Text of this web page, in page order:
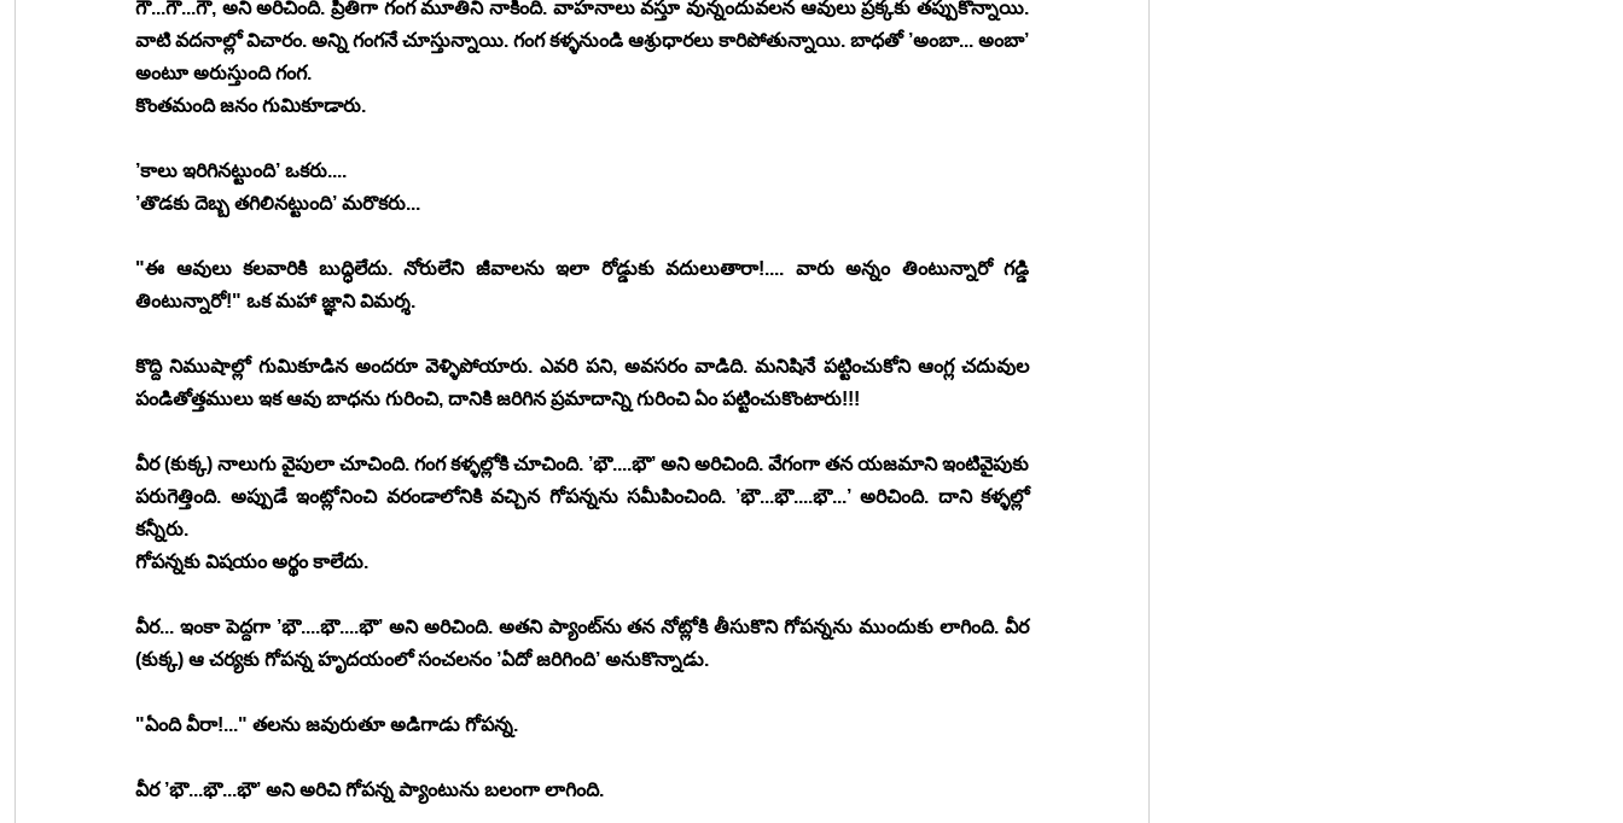
గౌ...గౌ...గౌ, అని అరిచింది. ప్రీతిగా గంగ మూతిని నాకింది. వాహనాలు వస్తూ వున్నందువలన ఆవులు ప్రక్కకు తప్పుకొన్నాయి.
వాటి వదనాల్లో విచారం. అన్ని గంగనే చూస్తున్నాయి. గంగ కళ్ళనుండి ఆశ్రుధారలు కారిపోతున్నాయి. బాధతో ’అంబా... అంబా’
అంటూ అరుస్తుంది గంగ.
కొంతమంది జనం గుమికూడారు.
’కాలు ఇరిగినట్టుంది’ ఒకరు....
’తొడకు దెబ్బ తగిలినట్టుంది’ మరొకరు...
"ఈ ఆవులు కలవారికి బుద్ధిలేదు. నోరులేని జీవాలను ఇలా రోడ్డుకు వదులుతారా!.... వారు అన్నం తింటున్నారో గడ్డి
తింటున్నారో!" ఒక మహా జ్ఞాని విమర్శ.
కొద్ది నిముషాల్లో గుమికూడిన అందరూ వెళ్ళిపోయారు. ఎవరి పని, అవసరం వాడిది. మనిషినే పట్టించుకోని ఆంగ్ల చదువుల
పండితోత్తములు ఇక ఆవు బాధను గురించి, దానికి జరిగిన ప్రమాదాన్ని గురించి ఏం పట్టించుకొంటారు!!!
వీర (కుక్క) నాలుగు వైపులా చూచింది. గంగ కళ్ళల్లోకి చూచింది. ’భౌ....భౌ’ అని అరిచింది. వేగంగా తన యజమాని ఇంటివైపుకు
పరుగెత్తింది. అప్పుడే ఇంట్లోనించి వరండాలోనికి వచ్చిన గోపన్నను సమీపించింది. ’భౌ...భౌ....భౌ...’ అరిచింది. దాని కళ్ళల్లో
కన్నీరు.
గోపన్నకు విషయం అర్థం కాలేదు.
వీర... ఇంకా పెద్దగా ’భౌ....భౌ....భౌ’ అని అరిచింది. అతని ప్యాంట్‍ను తన నోట్లోకి తీసుకొని గోపన్నను ముందుకు లాగింది. వీర
(కుక్క) ఆ చర్యకు గోపన్న హృదయంలో సంచలనం ’ఏదో జరిగింది’ అనుకొన్నాడు.
"ఏంది వీరా!..." తలను జవురుతూ అడిగాడు గోపన్న.
వీర ’భౌ...భౌ...భౌ’ అని అరిచి గోపన్న ప్యాంటును బలంగా లాగింది.